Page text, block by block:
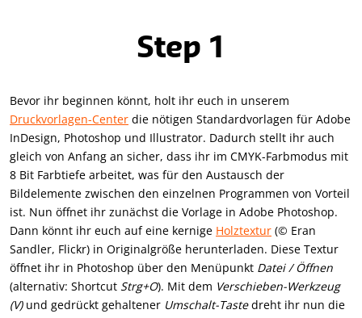
Step 1
Bevor ihr beginnen könnt, holt ihr euch in unserem
Druckvorlagen-Center die nötigen Standardvorlagen für Adobe
InDesign, Photoshop und Illustrator. Dadurch stellt ihr auch
gleich von Anfang an sicher, dass ihr im CMYK-Farbmodus mit
8 Bit Farbtiefe arbeitet, was für den Austausch der
Bildelemente zwischen den einzelnen Programmen von Vorteil
ist. Nun öffnet ihr zunächst die Vorlage in Adobe Photoshop.
Dann könnt ihr euch auf eine kernige Holztextur (© Eran
Sandler, Flickr) in Originalgröße herunterladen. Diese Textur
öffnet ihr in Photoshop über den Menüpunkt Datei / Öffnen
(alternativ: Shortcut Strg+O). Mit dem Verschieben-Werkzeug
(V)und gedrückt gehaltener Umschalt-Tastedreht ihr nun die